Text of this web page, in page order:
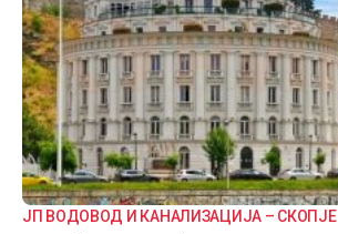
ЈП ВОДОВОД И КАНАЛИЗАЦИЈА – СКОПЈЕ